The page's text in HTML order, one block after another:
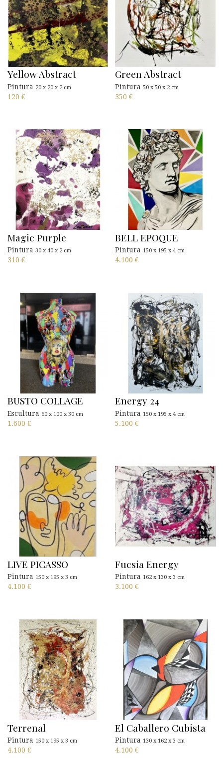
Yellow Abstract
Pintura 20 x 20 x 2 cm
120 €
Green Abstract
Pintura 50 x 50 x 2 cm
350 €
Magic Purple
Pintura 30 x 40 x 2 cm
310 €
BELL EPOQUE
Pintura 150 x 195 x 4 cm
4.100 €
BUSTO COLLAGE
Escultura 60 x 100 x 30 cm
1.600 €
Energy 24
Pintura 150 x 195 x 4 cm
5.100 €
LIVE PICASSO
Pintura 150 x 195 x 3 cm
4.100 €
Fucsia Energy
Pintura 162 x 130 x 3 cm
3.100 €
Terrenal
Pintura 150 x 195 x 3 cm
4.100 €
El Caballero Cubista
Pintura 130 x 162 x 3 cm
4.100 €